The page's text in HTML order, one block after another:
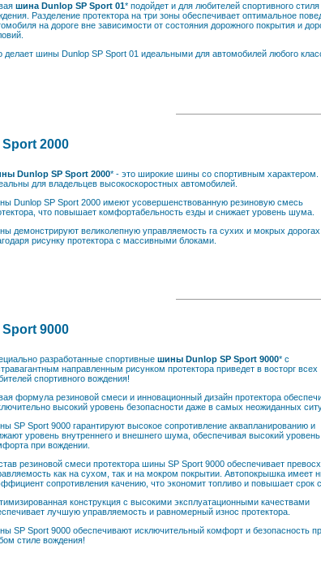
шина Dunlop SP Sport 01* подойдет и для любителей спортивного стиля
Разделение протектора на три зоны обеспечивает оптимальное
на дороге вне зависимости от состояния дорожного покрытия и
делает шины Dunlop SP Sport 01 идеальными для автомобилей любого
2000
Dunlop SP Sport 2000* - это широкие шины со спортивным характером.
для владельцев высокоскоростных автомобилей.
Dunlop SP Sport 2000 имеют усовершенствованную резиновую смесь
что повышает комфортабельность езды и снижает уровень шума.
демонстрируют великолепную управляемость га сухих и мокрых дорогах
рисунку протектора с массивными блоками.
9000
разработанные спортивные шины Dunlop SP Sport 9000* с
направленным рисунком протектора приведет в восторг всех
спортивного вождения!
формула резиновой смеси и инновационный дизайн протектора
высокий уровень безопасности даже в самых неожиданных
SP Sport 9000 гарантируют высокое сопротивление аквапланированию и
уровень внутреннего и внешнего шума, обеспечивая высокий уровень
при вождении.
резиновой смеси протектора шины SP Sport 9000 обеспечивает
как на сухом, так и на мокром покрытии. Автопокрышка имеет
сопротивления качению, что экономит топливо и повышает срок
конструкция с высокими эксплуатационными качествами
лучшую управляемость и равномерный износ протектора.
SP Sport 9000 обеспечивают исключительный комфорт и безопасность
стиле вождения!